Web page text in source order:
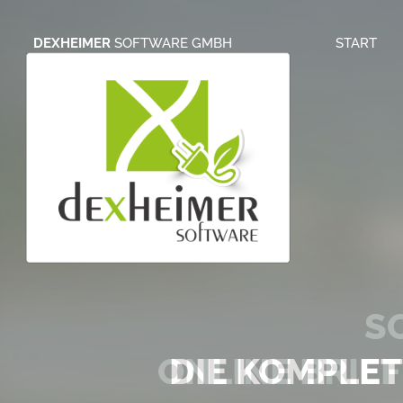
DEXHEIMER SOFTWARE GMBH START
DIE
ONLINE